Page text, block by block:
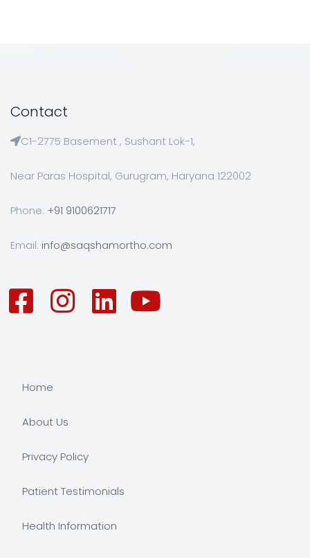
Contact
C1-2775 Basement , Sushant Lok-1,
Near Paras Hospital, Gurugram, Haryana 122002
Phone: +91 9100621717
Email: info@saqshamortho.com
Home
About Us
Privacy Policy
Patient Testimonials
Health Information